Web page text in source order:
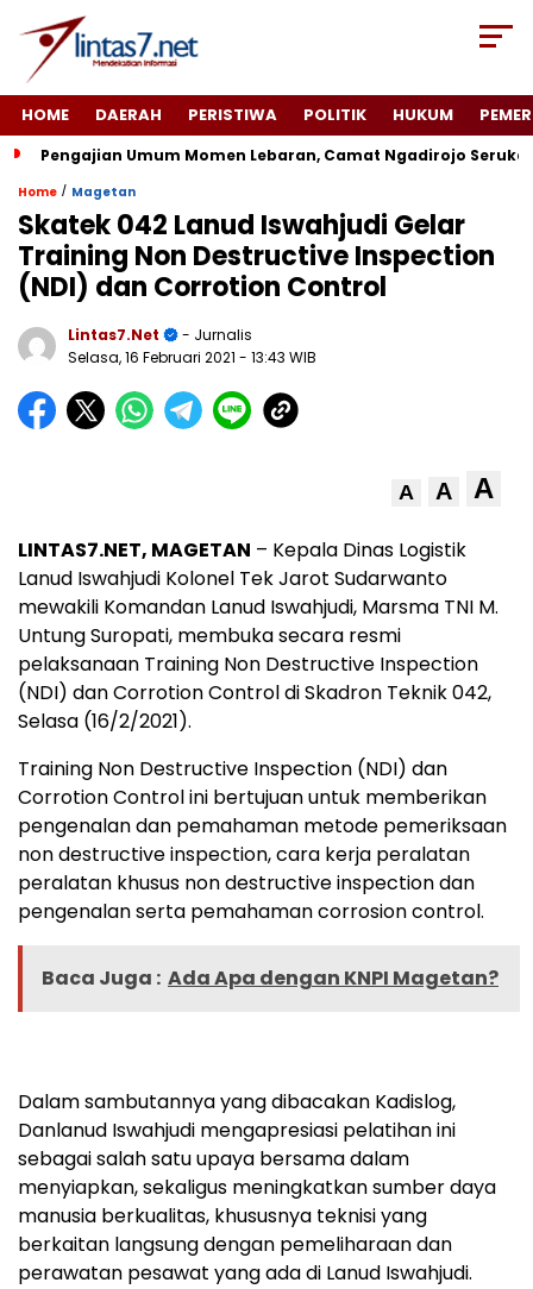
HOME DAERAH PERISTIWA POLITIK HUKUM
Pengajian Umum Momen Lebaran, Camat Ngadirojo
Home / Magetan
Skatek 042 Lanud Iswahjudi Gelar
Training Non Destructive Inspection
(NDI) dan Corrotion Control
Lintas7.net
- Jurnalis
Selasa, 16 Februari 2021 - 13:43 WIB
A A A
LINTAS7.NET, MAGETAN – Kepala Dinas Logistik
Lanud Iswahjudi Kolonel Tek Jarot Sudarwanto
mewakili Komandan Lanud Iswahjudi, Marsma TNI M.
Untung Suropati, membuka secara resmi
pelaksanaan Training Non Destructive Inspection
(NDI) dan Corrotion Control di Skadron Teknik 042,
Selasa (16/2/2021).
Training Non Destructive Inspection (NDI) dan
Corrotion Control ini bertujuan untuk memberikan
pengenalan dan pemahaman metode pemeriksaan
non destructive inspection, cara kerja peralatan
peralatan khusus non destructive inspection dan
pengenalan serta pemahaman corrosion control.
Baca Juga : Ada Apa dengan KNPI Magetan?
Dalam sambutannya yang dibacakan Kadislog,
Danlanud Iswahjudi mengapresiasi pelatihan ini
sebagai salah satu upaya bersama dalam
menyiapkan, sekaligus meningkatkan sumber daya
manusia berkualitas, khususnya teknisi yang
berkaitan langsung dengan pemeliharaan dan
perawatan pesawat yang ada di Lanud Iswahjudi.